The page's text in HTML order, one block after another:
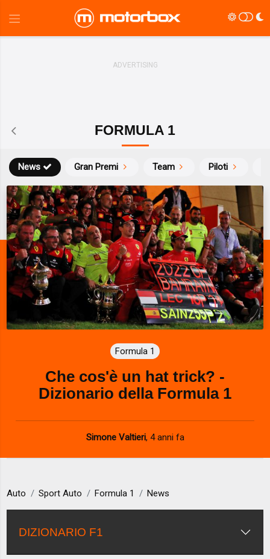
FORMULA 1
News Gran Premi Team Piloti
Formula 1
Che cos'è un hat trick? -
Dizionario della Formula 1
Simone Valtieri, 4 anni fa
Auto Sport Auto Formula 1 News
DIZIONARIO F1